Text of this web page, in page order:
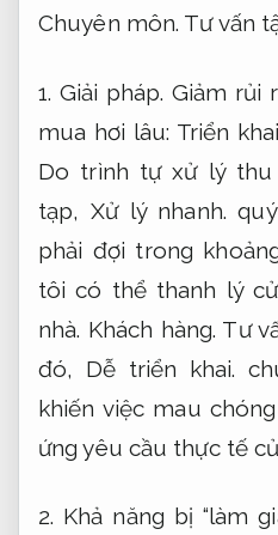
Chuyên môn. Tư vấn
1. Giải pháp. Giảm rủi
mua hơi lâu: Triển
Do trình tự xử lý
tạp, Xử lý nhanh.
phải đợi trong
tôi có thể thanh lý
nhà. Khách hàng. Tư
đó, Dễ triển khai.
khiến việc mau
ứng yêu cầu thực tế
2. Khả năng bị “làm